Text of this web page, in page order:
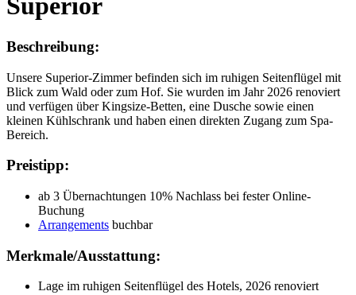
Superior
Beschreibung:
Unsere Superior-Zimmer befinden sich im ruhigen Seitenflügel mit
Blick zum Wald oder zum Hof. Sie wurden im Jahr 2026 renoviert
und verfügen über Kingsize-Betten, eine Dusche sowie einen
kleinen Kühlschrank und haben einen direkten Zugang zum Spa-
Bereich.
Preistipp:
ab 3 Übernachtungen 10% Nachlass bei fester Online-
Buchung
Arrangements buchbar
Merkmale/Ausstattung:
Lage im ruhigen Seitenflügel des Hotels, 2026 renoviert